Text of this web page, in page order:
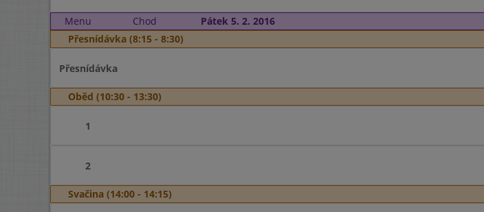
Menu Chod
Pátek 5. 2. 2016
Přesnídávka (8:15 - 8:30)
Přesnídávka
Oběd (10:30 - 13:30)
1
2
Svačina (14:00 - 14:15)